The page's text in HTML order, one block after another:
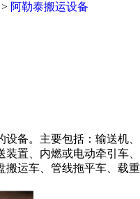
> 阿勒泰搬运设备
备。主要包括：输送机、
置、内燃或电动牵引车、
搬运车、管线拖平车、载重